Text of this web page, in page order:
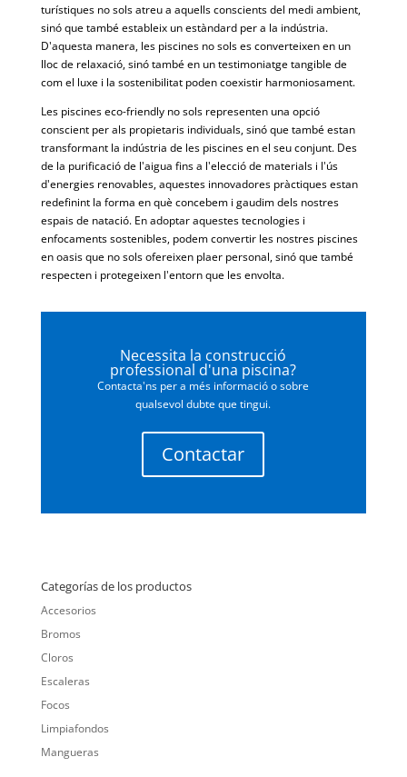
turístiques no sols atreu a aquells conscients del medi ambient,
sinó que també estableix un estàndard per a la indústria.
D'aquesta manera, les piscines no sols es converteixen en un
lloc de relaxació, sinó també en un testimoniatge tangible de
com el luxe i la sostenibilitat poden coexistir harmoniosament.
Les piscines eco-friendly no sols representen una opció
conscient per als propietaris individuals, sinó que també estan
transformant la indústria de les piscines en el seu conjunt. Des
de la purificació de l'aigua fins a l'elecció de materials i l'ús
d'energies renovables, aquestes innovadores pràctiques estan
redefinint la forma en què concebem i gaudim dels nostres
espais de natació. En adoptar aquestes tecnologies i
enfocaments sostenibles, podem convertir les nostres piscines
en oasis que no sols ofereixen plaer personal, sinó que també
respecten i protegeixen l'entorn que les envolta.
Necessita la construcció
professional d'una piscina?
Contacta'ns per a més informació o sobre
qualsevol dubte que tingui.
Contactar
Categorías de los productos
Accesorios
Bromos
Cloros
Escaleras
Focos
Limpiafondos
Mangueras